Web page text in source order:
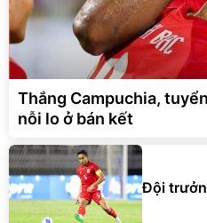
Thắng Campuchia,
nỗi lo ở bán kết
Đội